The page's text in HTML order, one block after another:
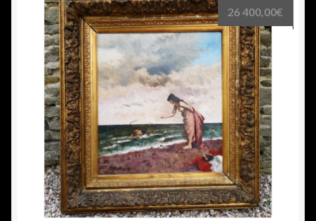
26 400,00€